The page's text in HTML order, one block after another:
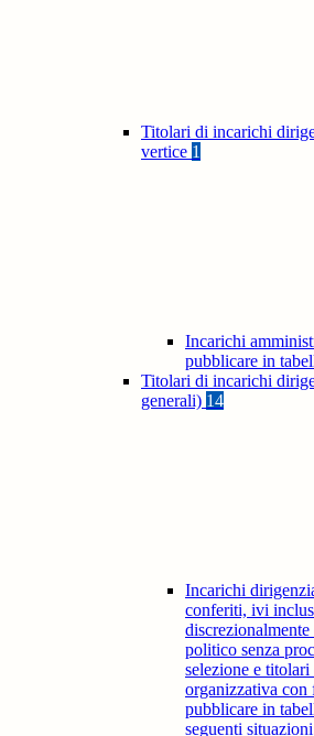
Titolari di incarichi
vertice 1
Incarichi
pubblicare in
Titolari di incarichi
generali) 14
Incarichi
conferiti, ivi
politico senza
selezione e
organizzativa
pubblicare in
seguenti